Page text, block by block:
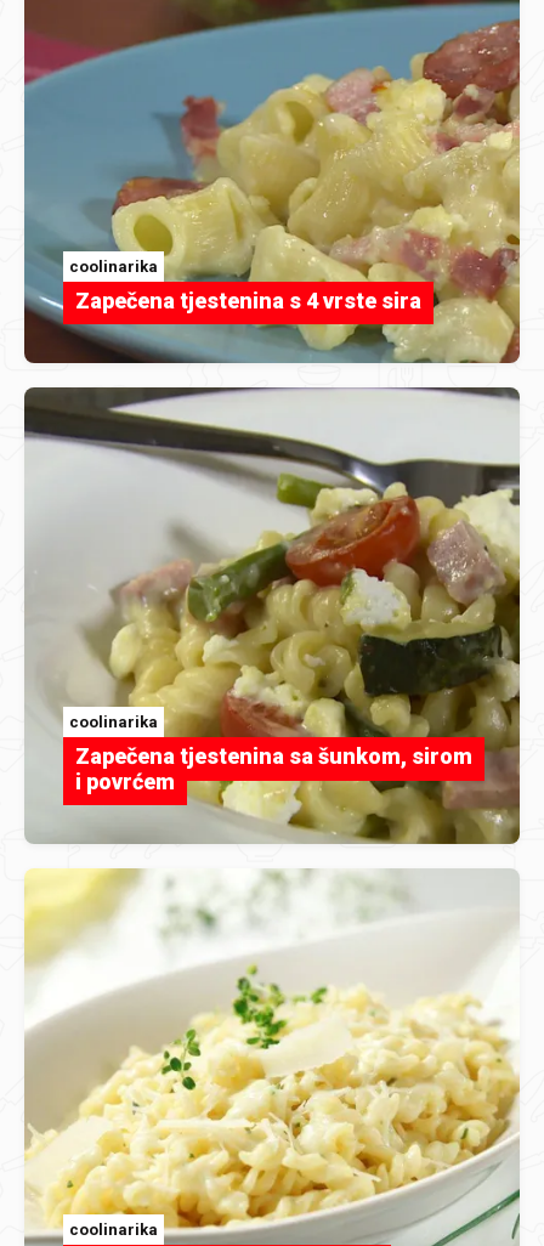
coolinarika
Zapečena tjestenina s 4 vrste sira
coolinarika
Zapečena tjestenina sa šunkom, sirom
i povrćem
coolinarika